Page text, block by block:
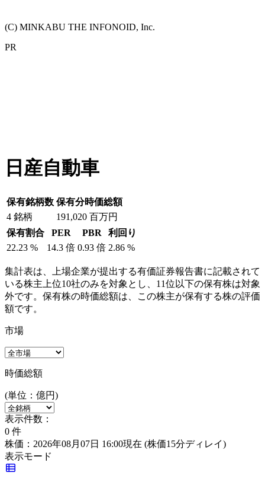
(C) MINKABU THE INFONOID, Inc.
PR
日産自動車
保有銘柄数 保有分時価総額
4 銘柄 191,020 百万円
保有割合
PER PBR
利回り
22.23 % 14.3 倍 0.93 倍 2.86 %
集計表は、上場企業が提出する有価証券報告書に記載されて
いる株主上位10社のみを対象とし、11位以下の保有株は対象
外です。保有株の時価総額は、この株主が保有する株の評価
額です。
市場
時価総額
(単位：億円)
表示件数：
0 件
株価：2026年08月07日 16:00現在 (株価15分ディレイ)
表示モード